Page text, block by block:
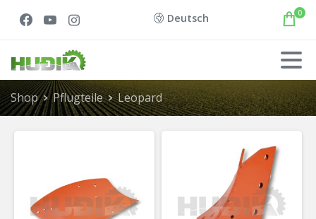
Deutsch 0
Shop Pflugteile Leopard